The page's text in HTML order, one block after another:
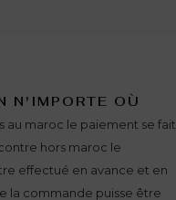
N'IMPORTE OÙ
au maroc le paiement se fait
hors maroc le
effectué en avance et en
la commande puisse être